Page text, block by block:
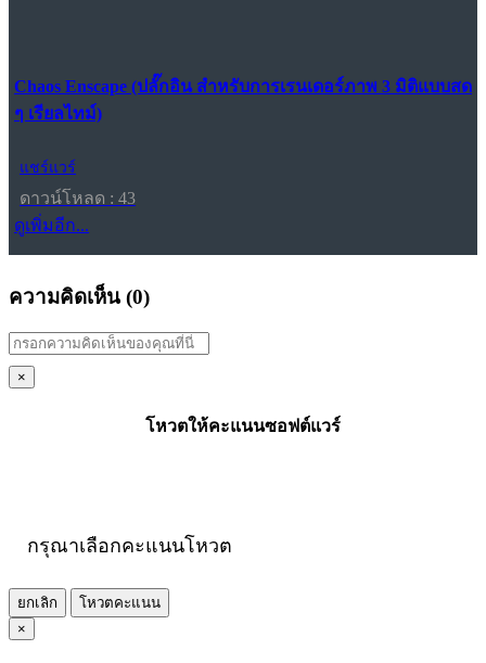
Chaos Enscape (ปลั๊กอิน สำหรับการเรนเดอร์ภาพ 3 มิติแบบสด
ๆ เรียลไทม์)
แชร์แวร์
ดาวน์โหลด : 43
ดูเพิ่มอีก...
ความคิดเห็น (0)
×
โหวตให้คะแนนซอฟต์แวร์
กรุณาเลือกคะแนนโหวต
ยกเลิก
โหวตคะแนน
×